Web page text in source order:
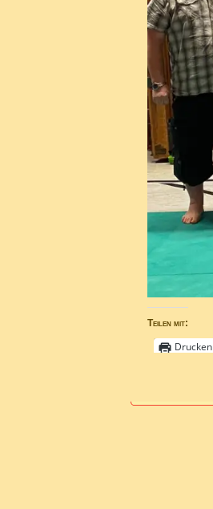
Teilen mit:
Drucken